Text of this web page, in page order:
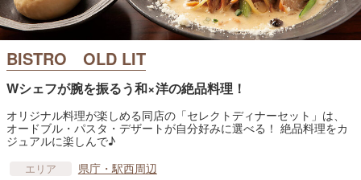
BISTRO OLD LIT
Wシェフが腕を振るう和×洋の絶品料理！
オリジナル料理が楽しめる同店の「セレクトディナーセット」は、
オードブル・パスタ・デザートが自分好みに選べる！ 絶品料理をカ
ジュアルに楽しんで♪
エリア 県庁・駅西周辺